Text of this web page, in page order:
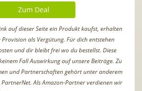
Zum Deal
auf dieser Seite ein Produkt kaufst, erhalten
als Vergütung. Für dich entstehen
und dir bleibt frei wo du bestellst. Diese
Fall Auswirkung auf unsere Beiträge. Zu
und Partnerschaften gehört unter anderem
Als Amazon-Partner verdienen wir